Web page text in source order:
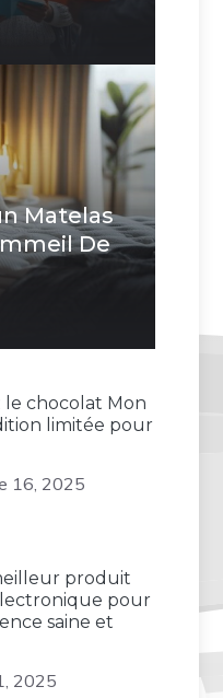
Matelas
De
le chocolat Mon
limitée pour
16, 2025
produit
pour
saine et
2025